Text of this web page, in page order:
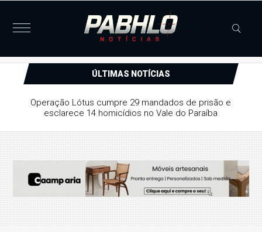
ÚLTIMAS NOTÍCIAS
Operação Lótus cumpre 29 mandados de prisão e
esclarece 14 homicídios no Vale do Paraíba